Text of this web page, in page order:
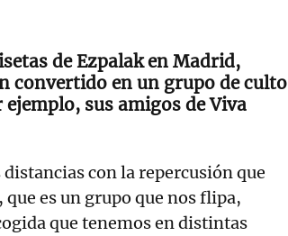
de Ezpalak en Madrid,
convertido en un grupo de culto
sus amigos de Viva
con la repercusión que
es un grupo que nos flipa,
que tenemos en distintas